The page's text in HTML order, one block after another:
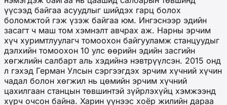
үүсээд байгаа асуудлыг шийдэх гарц болох
боломжтой гэж үзэж байгаа юм. Ингэснээр эдийн
засагт ч маш том хэмнэлт авчрах аж. Нарны эрчим
хүч хуримтлуулагч томоохон байгууламж станцуудыг
дэлхийн томоохон 10 улс өөрийн эдийн засгийн
хөгжлийн салбарт аль хэдийнэ нэвтрүүлсэн. 2015 онд
л гэхэд Герман Улсын сэргээгдэх эрчим хүчний хүчин
чадал болон хөгжил нь цөмийн эрчим хүчний
цахилгаан станцын төвшинтэй зүйрлэхүйц хэмжээнд
хүрч очсон байна. Харин үүнээс хоёр жилийн дараа